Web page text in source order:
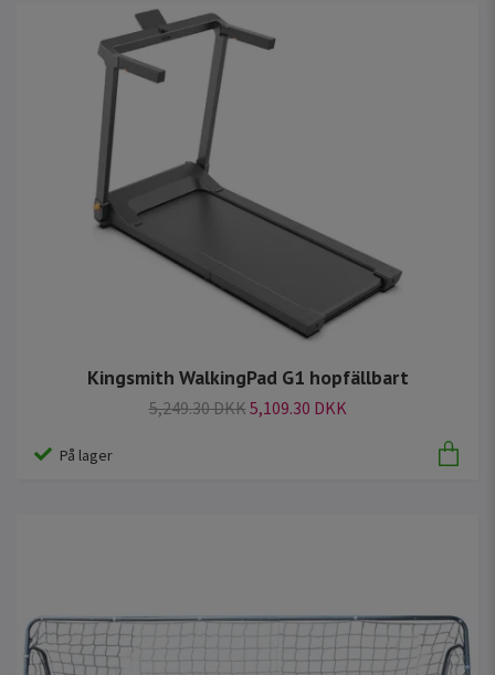
Kingsmith WalkingPad G1 hopfällbart
5,249.30 DKK5,109.30 DKK
På lager